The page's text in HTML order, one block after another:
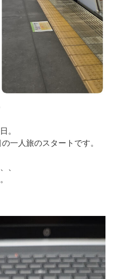
。
一人旅のスタートです。
、